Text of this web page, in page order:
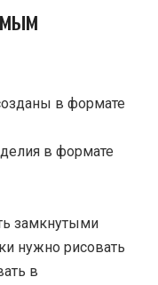
в формате
в формате
замкнутыми
нужно рисовать
в